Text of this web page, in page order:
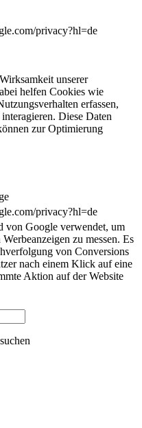
privacy?hl=de
unserer
helfen Cookies wie
erfassen,
Diese Daten
zur Optimierung
privacy?hl=de
von Google verwendet, um
zu messen. Es
von Conversions
nach einem Klick auf eine
Aktion auf der Website